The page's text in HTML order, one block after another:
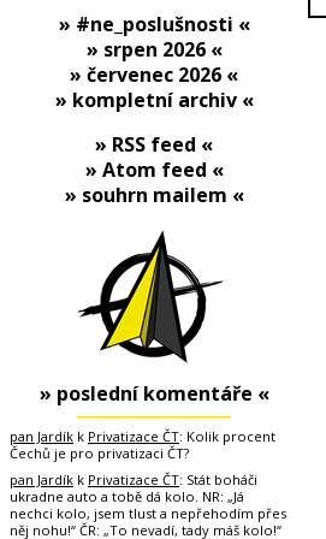
» #ne_poslušnosti «
» srpen 2026 «
» červenec 2026 «
» kompletní archiv «
» RSS feed «
» Atom feed «
» souhrn mailem «
» poslední komentáře «
pan Jardík k Privatizace ČT: Kolik procent
Čechů je pro privatizaci ČT?
pan Jardík k Privatizace ČT: Stát boháči
ukradne auto a tobě dá kolo. NR: „Já
nechci kolo, jsem tlust a nepřehodím přes
něj nohu!“ ČR: „To nevadí, tady máš kolo!“